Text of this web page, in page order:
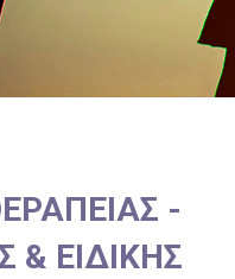
-
& ΕΙΔΙΚΗΣ